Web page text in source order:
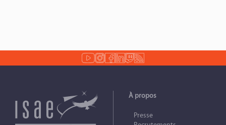
À propos
Presse